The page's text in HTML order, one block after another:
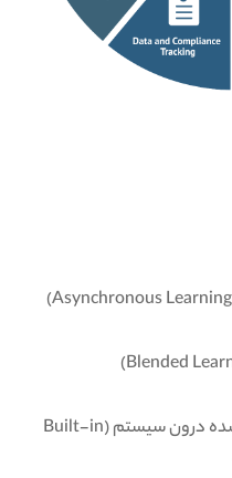
نوشتن دوره ساخته شده درون سیستم (Built-in